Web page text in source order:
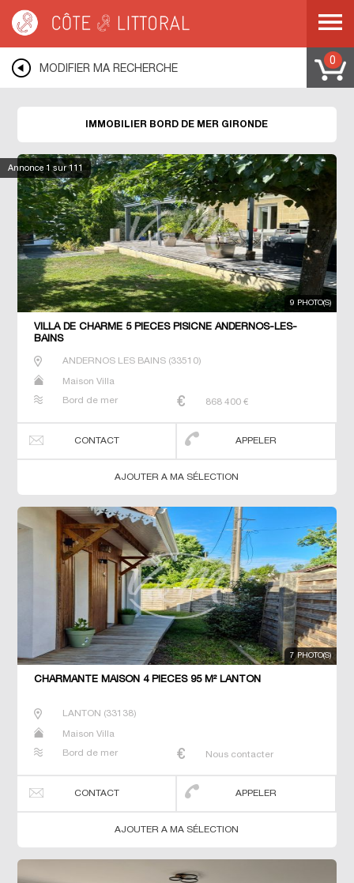
GIRONDE
MODIFIER MA RECHERCHE
0
Annonce 1 sur 111
IMMOBILIER BORD DE MER GIRONDE
9 PHOTO(S)
VILLA DE CHARME 5 PIECES PISICNE ANDERNOS-LES-
BAINS
ANDERNOS LES BAINS(33510)
Maison Villa
Bord de mer 868 400 €
CONTACT APPELER
AJOUTER A MA SÉLECTION
7 PHOTO(S)
CHARMANTE MAISON 4 PIECES 95 M² LANTON
LANTON (33138)
Maison Villa
Bord de mer Nous contacter
CONTACT APPELER
AJOUTER A MA SÉLECTION